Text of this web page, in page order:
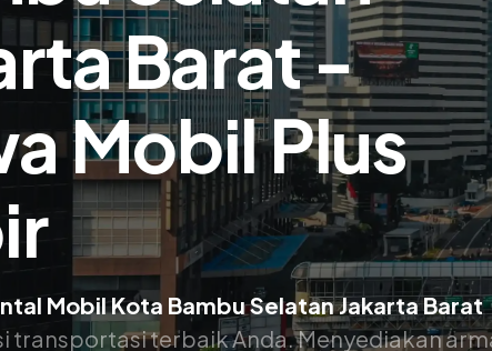
Barat -
Mobil Plus
Mobil Kota Bambu Selatan Jakarta Barat
transportasi terbaik Anda. Menyediakan